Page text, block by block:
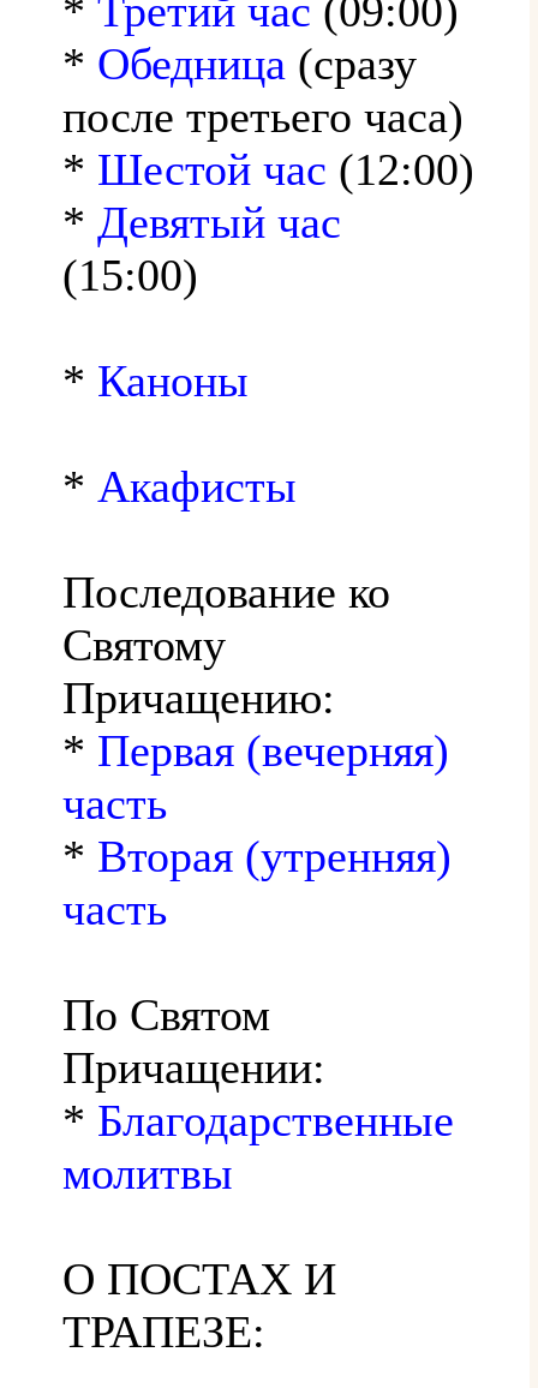
* Третий час (09:00)
* Обедница (сразу
после третьего часа)
* Шестой час (12:00)
* Девятый час
(15:00)
* Каноны
* Акафисты
Последование ко
Святому
Причащению:
* Первая (вечерняя)
часть
* Вторая (утренняя)
часть
По Святом
Причащении:
* Благодарственные
молитвы
О ПОСТАХ И
ТРАПЕЗЕ: